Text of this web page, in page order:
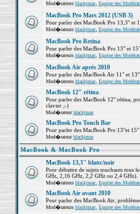
Mod�rateurs blackjmac, Equipe des
MacBook Pro Mars 2012 (USB 3)
Pour parler des MacBook Pro 13,3" et
Mod�rateurs blackjmac, Equipe des
MacBook Pro Retina
Pour parler des MacBook Pro 13" et
Mod�rateurs blackjmac, Equipe des
MacBook Air après 2010
Pour parler des MacBook Air 11" et
Mod�rateurs blackjmac, Equipe des
MacBook 12" rétina
Pour parler des MacBook 12" rétina,
clavier ;-)
Mod�rateurblackjmac
MacBook Pro Touch Bar
Pour parler des MacBook Pro 13"et
Mod�rateurblackjmac
MacBook & MacBook Pro
MacBook 13,3" blanc/noir
Pour débattre de sujets touchants tous
GHz, 2,16 GHz, 2,2 GHz ou 2,4 GHz).
Mod�rateurs blackjmac, Equipe des
MacBook Air avant 2010
Pour parler des MacBook Air,
Mod�rateurs blackjmac, Equipe des